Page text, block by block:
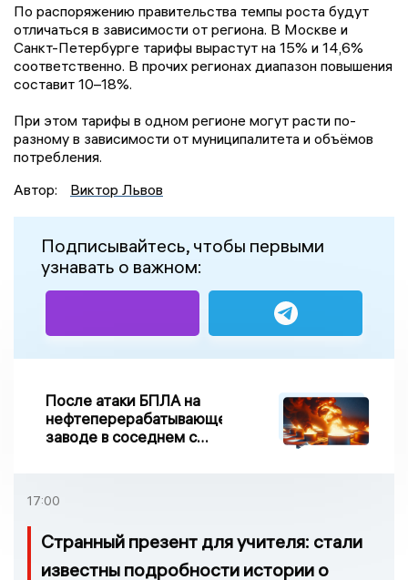
По распоряжению правительства темпы роста будут
отличаться в зависимости от региона. В Москве и
Санкт-Петербурге тарифы вырастут на 15% и 14,6%
соответственно. В прочих регионах диапазон повышения
составит 10–18%.
При этом тарифы в одном регионе могут расти по-
разному в зависимости от муниципалитета и объёмов
потребления.
Автор:
Виктор Львов
Подписывайтесь, чтобы первыми
узнавать о важном:
После атаки БПЛА на
нефтеперерабатывающем
заводе в соседнем с
возгорание
17:00
Странный презент для учителя: стали
известны подробности истории о